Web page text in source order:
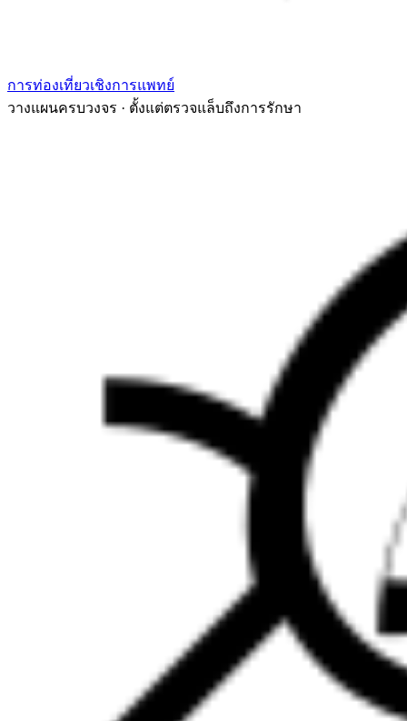
การท่องเที่ยวเชิงการแพทย์
วางแผนครบวงจร · ตั้งแต่ตรวจแล็บถึงการรักษา